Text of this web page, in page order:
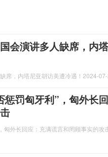
会演讲多人缺席，内
席，内塔尼亚胡访美遭冷遇！ 2024-
惩罚匈牙利”，匈外长
匈外长回应：充满谎言和罔顾事实的攻